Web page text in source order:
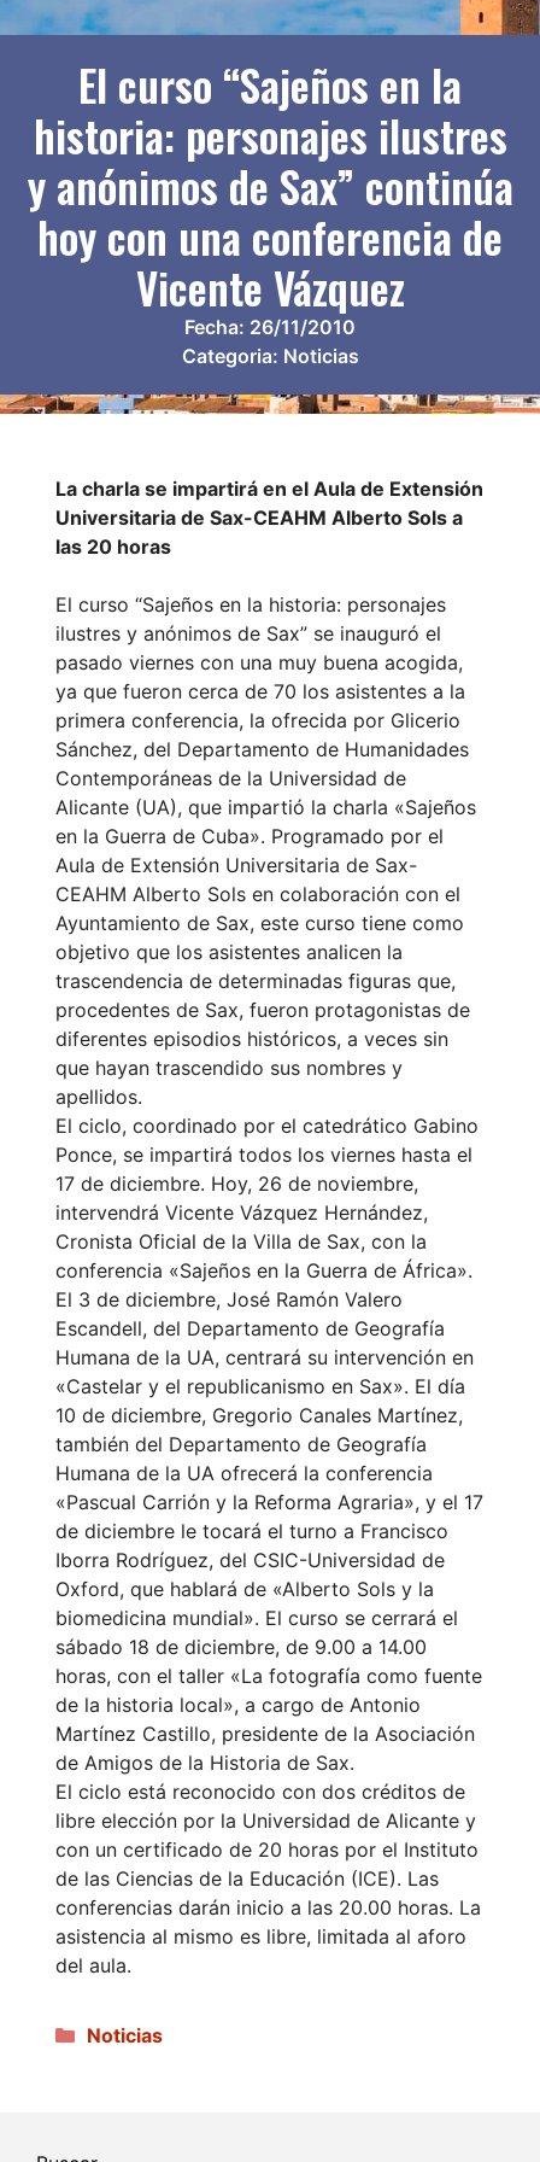
El curso “Sajeños en la
historia: personajes ilustres
y anónimos de Sax” continúa
hoy con una conferencia de
Vicente Vázquez
Fecha: 26/11/2010
Categoria: Noticias
La charla se impartirá en el Aula de Extensión
Universitaria de Sax-CEAHM Alberto Sols a
las 20 horas
El curso “Sajeños en la historia: personajes
ilustres y anónimos de Sax” se inauguró el
pasado viernes con una muy buena acogida,
ya que fueron cerca de 70 los asistentes a la
primera conferencia, la ofrecida por Glicerio
Sánchez, del Departamento de Humanidades
Contemporáneas de la Universidad de
Alicante (UA), que impartió la charla «Sajeños
en la Guerra de Cuba». Programado por el
Aula de Extensión Universitaria de Sax-
CEAHM Alberto Sols en colaboración con el
Ayuntamiento de Sax, este curso tiene como
objetivo que los asistentes analicen la
trascendencia de determinadas figuras que,
procedentes de Sax, fueron protagonistas de
diferentes episodios históricos, a veces sin
que hayan trascendido sus nombres y
apellidos.
El ciclo, coordinado por el catedrático Gabino
Ponce, se impartirá todos los viernes hasta el
17 de diciembre. Hoy, 26 de noviembre,
intervendrá Vicente Vázquez Hernández,
Cronista Oficial de la Villa de Sax, con la
conferencia «Sajeños en la Guerra de África».
El 3 de diciembre, José Ramón Valero
Escandell, del Departamento de Geografía
Humana de la UA, centrará su intervención en
«Castelar y el republicanismo en Sax». El día
10 de diciembre, Gregorio Canales Martínez,
también del Departamento de Geografía
Humana de la UA ofrecerá la conferencia
«Pascual Carrión y la Reforma Agraria», y el 17
de diciembre le tocará el turno a Francisco
Iborra Rodríguez, del CSIC-Universidad de
Oxford, que hablará de «Alberto Sols y la
biomedicina mundial». El curso se cerrará el
sábado 18 de diciembre, de 9.00 a 14.00
horas, con el taller «La fotografía como fuente
de la historia local», a cargo de Antonio
Martínez Castillo, presidente de la Asociación
de Amigos de la Historia de Sax.
El ciclo está reconocido con dos créditos de
libre elección por la Universidad de Alicante y
con un certificado de 20 horas por el Instituto
de las Ciencias de la Educación (ICE). Las
conferencias darán inicio a las 20.00 horas. La
asistencia al mismo es libre, limitada al aforo
del aula.
Categorías
Noticias